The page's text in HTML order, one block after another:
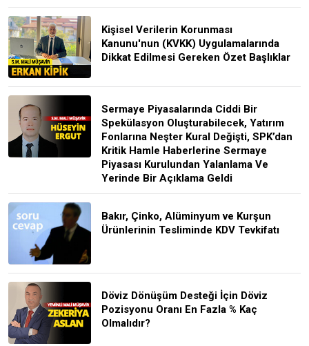
Kişisel Verilerin Korunması
Kanunu'nun (KVKK) Uygulamalarında
Dikkat Edilmesi Gereken Özet Başlıklar
Sermaye Piyasalarında Ciddi Bir
Spekülasyon Oluşturabilecek, Yatırım
Fonlarına Neşter Kural Değişti, SPK’dan
Kritik Hamle Haberlerine Sermaye
Piyasası Kurulundan Yalanlama Ve
Yerinde Bir Açıklama Geldi
Bakır, Çinko, Alüminyum ve Kurşun
Ürünlerinin Tesliminde KDV Tevkifatı
Döviz Dönüşüm Desteği İçin Döviz
Pozisyonu Oranı En Fazla % Kaç
Olmalıdır?